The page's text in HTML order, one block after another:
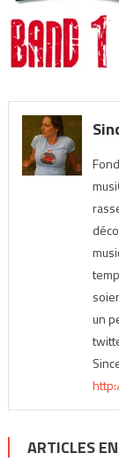
un
ARTICLES